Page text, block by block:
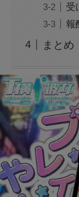
受
報
まとめ